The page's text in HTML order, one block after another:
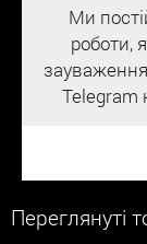
Ми
роботи,
Telegram
Переглянуті